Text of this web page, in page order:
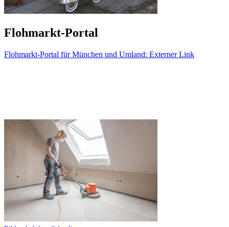
Flohmarkt-Portal
Flohmarkt-Portal für München und Umland: Externer Link